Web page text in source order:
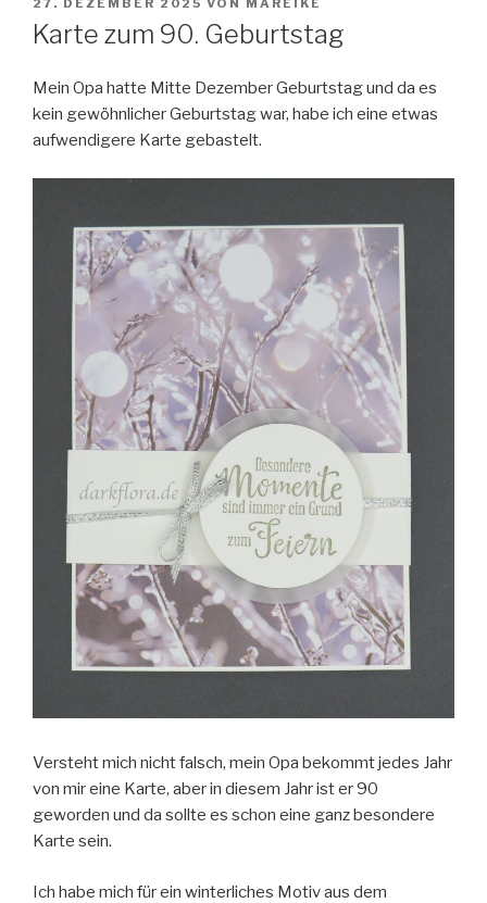
AM
27. DEZEMBER 2025 VON MAREIKE
Karte zum 90. Geburtstag
Mein Opa hatte Mitte Dezember Geburtstagund da es
kein gewöhnlicher Geburtstag war, habe ich eine etwas
aufwendigere Karte gebastelt.
Versteht mich nicht falsch, mein Opa bekommt jedes Jahr
von mir eine Karte, aber in diesem Jahr ist er 90
geworden und da sollte es schon eine ganz besondere
Karte sein.
Ich habe mich für ein winterliches Motiv aus dem